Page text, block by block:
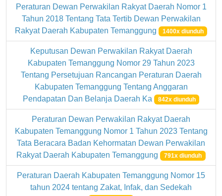
Peraturan Dewan Perwakilan Rakyat Daerah Nomor 1
Tahun 2018 Tentang Tata Tertib Dewan Perwakilan
Rakyat Daerah Kabupaten Temanggung
1400x diunduh
Keputusan Dewan Perwakilan Rakyat Daerah
Kabupaten Temanggung Nomor 29 Tahun 2023
Tentang Persetujuan Rancangan Peraturan Daerah
Kabupaten Temanggung Tentang Anggaran
Pendapatan Dan Belanja Daerah Ka
842x diunduh
Peraturan Dewan Perwakilan Rakyat Daerah
Kabupaten Temanggung Nomor 1 Tahun 2023 Tentang
Tata Beracara Badan Kehormatan Dewan Perwakilan
Rakyat Daerah Kabupaten Temanggung 791x diunduh
Peraturan Daerah Kabupaten Temanggung Nomor 15
tahun 2024 tentang Zakat, Infak, dan Sedekah